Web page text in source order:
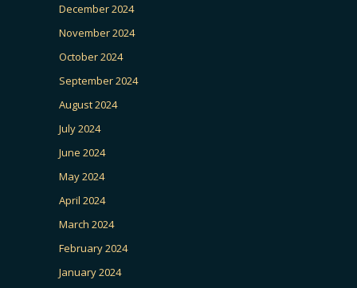
December 2024
November 2024
October 2024
September 2024
August 2024
July 2024
June 2024
May 2024
April 2024
March 2024
February 2024
January 2024